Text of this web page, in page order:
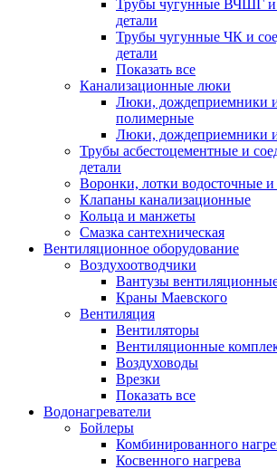
Трубы чугунные ВЧШГ и
детали
Трубы чугунные ЧК и
детали
Показать все
Канализационные люки
Люки, дождеприемники
полимерные
Люки, дождеприемники
Трубы асбестоцементные и
детали
Воронки, лотки водосточные
Клапаны канализационные
Кольца и манжеты
Смазка сантехническая
Вентиляционное оборудование
Воздухоотводчики
Вантузы
Краны Маевского
Вентиляция
Вентиляторы
Вентиляционные
Воздуховоды
Врезки
Показать все
Водонагреватели
Бойлеры
Комбинированного
Косвенного нагрева